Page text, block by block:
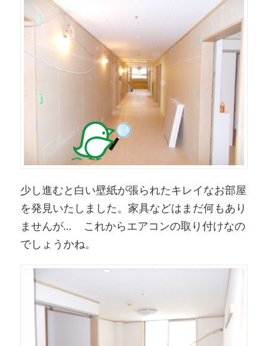
少し進むと白い壁紙が張られたキレイなお部屋
を発見いたしました。家具などはまだ何もあり
ませんが… これからエアコンの取り付けなの
でしょうかね。